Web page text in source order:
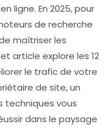
ligne. En 2025, pour
de recherche
maîtriser les
article explore les 12
le trafic de votre
de site, un
techniques vous
dans le paysage